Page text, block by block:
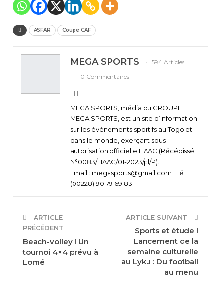
ASFAR Coupe CAF
MEGA SPORTS
594 Articles
0 Commentaires
MEGA SPORTS, média du GROUPE
MEGA SPORTS, est un site d’information
sur les événements sportifs au Togo et
dans le monde, exerçant sous
autorisation officielle HAAC (Récépissé
N°0083/HAAC/01-2023/pl/P).
Email : megasports@gmail.com | Tél :
(00228) 90 79 69 83
ARTICLE
PRÉCÉDENT
Beach-volley l Un
tournoi 4×4 prévu à
Lomé
ARTICLE SUIVANT
Sports et étude l
Lancement de la
semaine culturelle
au Lyku : Du football
au menu